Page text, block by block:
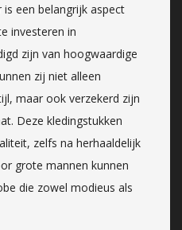
een belangrijk aspect
investeren in
zijn van hoogwaardige
zij niet alleen
maar ook verzekerd zijn
Deze kledingstukken
zelfs na herhaaldelijk
grote mannen kunnen
die zowel modieus als